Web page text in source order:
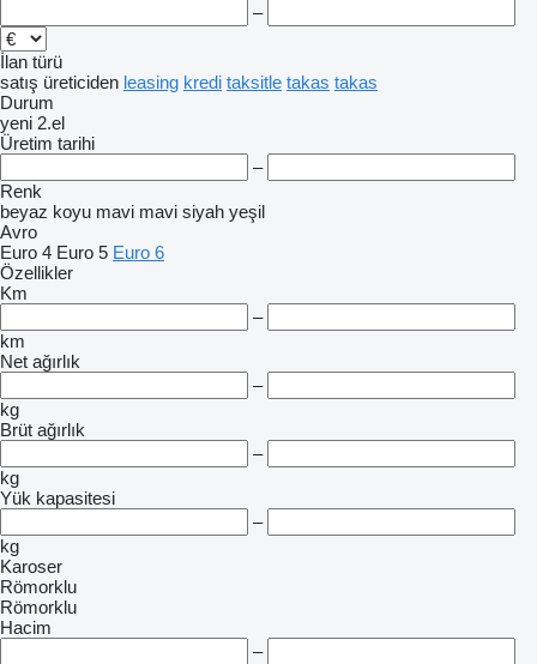
–
İlan türü
satış üreticiden leasing kredi taksitle takas takas
Durum
yeni 2.el
Üretim tarihi
–
Renk
beyaz koyu mavi mavi siyah yeşil
Avro
Euro 4 Euro 5 Euro 6
Özellikler
Km
–
km
Net ağırlık
–
kg
Brüt ağırlık
–
kg
Yük kapasitesi
–
kg
Karoser
Römorklu
Römorklu
Hacim
–